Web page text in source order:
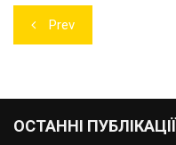
Навігація
записів
Prev
ОСТАННІ ПУБЛІКАЦІЇ